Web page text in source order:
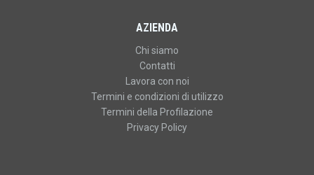
AZIENDA
Chi siamo
Contatti
Lavora con noi
Termini e condizioni di utilizzo
Termini della Profilazione
Privacy Policy